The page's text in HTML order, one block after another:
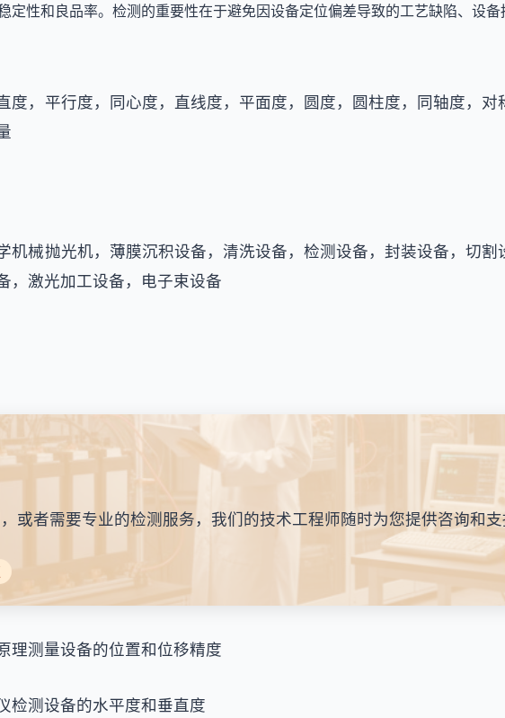
定性和良品率。检测的重要性在于避免因设备定位偏差导致的工艺缺陷、设
度，平行度，同心度，直线度，平面度，圆度，圆柱度，同轴度，
机械抛光机，薄膜沉积设备，清洗设备，检测设备，封装设备，切
，激光加工设备，电子束设备
或者需要专业的检测服务，我们的技术工程师随时为您提供咨询和支
理测量设备的位置和位移精度
检测设备的水平度和垂直度